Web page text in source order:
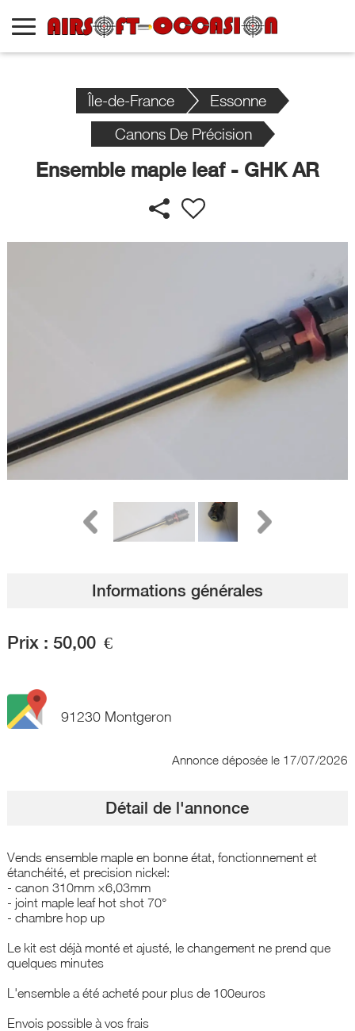
Île-de-France
Essonne
Canons De Précision
Ensemble maple leaf - GHK AR
Informations générales
Prix : 50,00 €
91230 Montgeron
Annonce déposée le 17/07/2026
Détail de l'annonce
Vends ensemble maple en bonne état, fonctionnement et
étanchéité, et precision nickel:
- canon 310mm ×6,03mm
- joint maple leaf hot shot 70°
- chambre hop up
Le kit est déjà monté et ajusté, le changement ne prend que
quelques minutes
L'ensemble a été acheté pour plus de 100euros
Envois possible à vos frais